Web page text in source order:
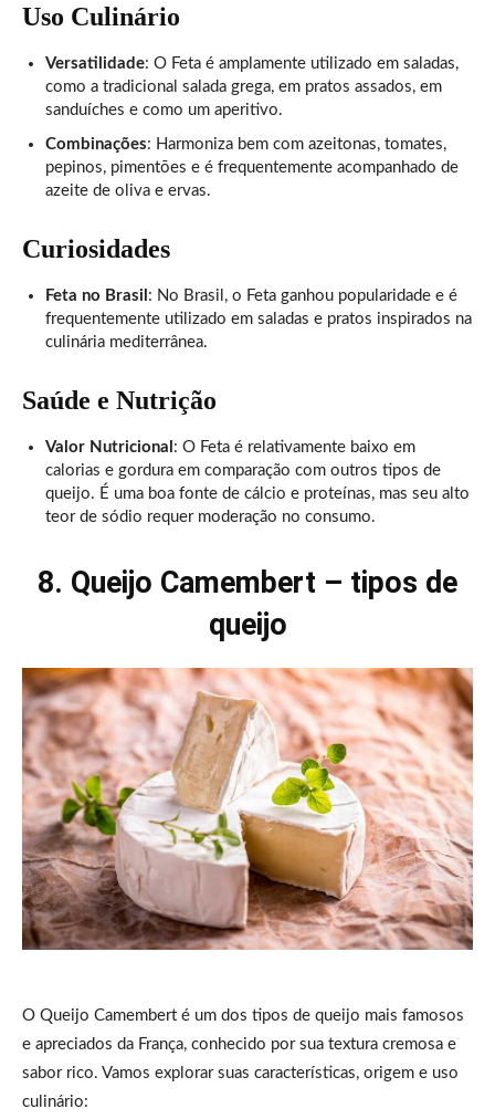
Uso Culinário
Versatilidade: O Feta é amplamente utilizado em saladas,
como a tradicional salada grega, em pratos assados, em
sanduíches e como um aperitivo.
Combinações: Harmoniza bem com azeitonas, tomates,
pepinos, pimentões e é frequentemente acompanhado de
azeite de oliva e ervas.
Curiosidades
Feta no Brasil : No Brasil, o Feta ganhou popularidade e é
frequentemente utilizado em saladas e pratos inspirados na
culinária mediterrânea.
Saúde e Nutrição
Valor Nutricional : O Feta é relativamente baixo em
calorias e gordura em comparação com outros tipos de
queijo. É uma boa fonte de cálcio e proteínas, mas seu alto
teor de sódio requer moderação no consumo.
8. Queijo Camembert – tipos de
queijo
O Queijo Camembert é um dos tipos de queijo mais famosos
e apreciados da França, conhecido por sua textura cremosa e
sabor rico. Vamos explorar suas características, origem e uso
culinário: